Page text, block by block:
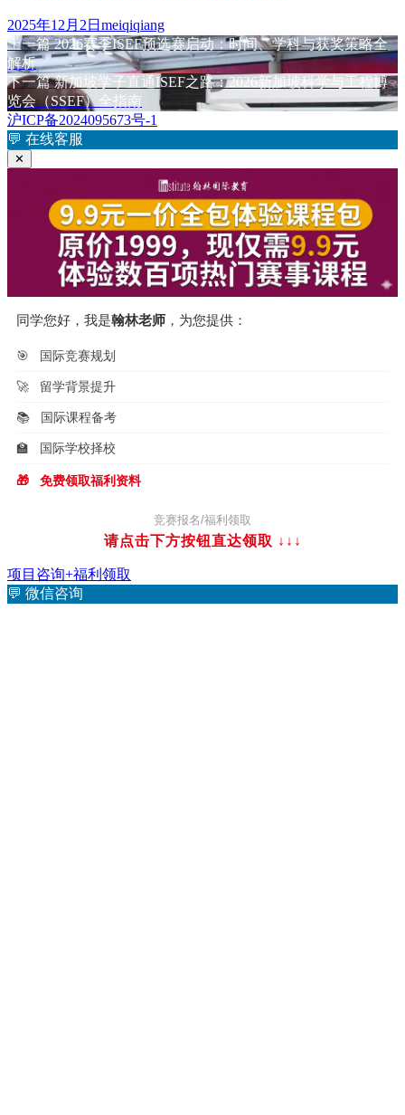
发
布
于
2025年12月2日 作
者
meiqiqiang
文
章
导
航
上一篇上
篇
文
章：
2026赛季ISEF预选赛启动：时间、学科与获奖策略全
解析
下一篇下
篇
文
章：
新加坡学子直通ISEF之路：2026新加坡科学与工程博
览会（SSEF）全指南
沪ICP备2024095673号-1
💬 在线客服
✕
同学您好，我是翰林老师 ，为您提供：
🎯 国际竞赛规划
🚀 留学背景提升
📚 国际课程备考
🏫 国际学校择校
🎁 免费领取福利资料
竞赛报名/福利领取
请点击下方按钮直达领取 ↓↓↓
项目咨询+福利领取
💬 微信咨询